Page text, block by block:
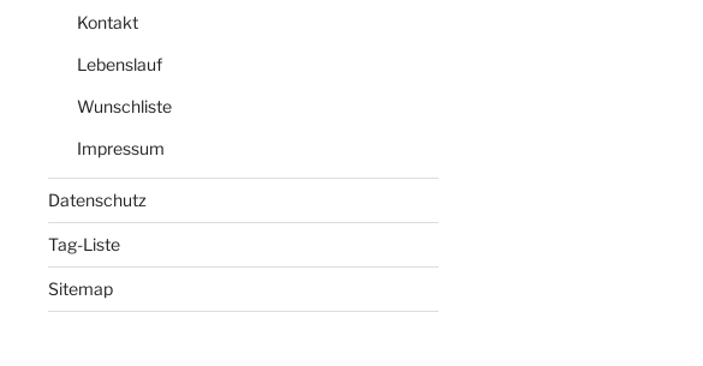
Kontakt
Lebenslauf
Wunschliste
Impressum
Datenschutz
Tag-Liste
Sitemap